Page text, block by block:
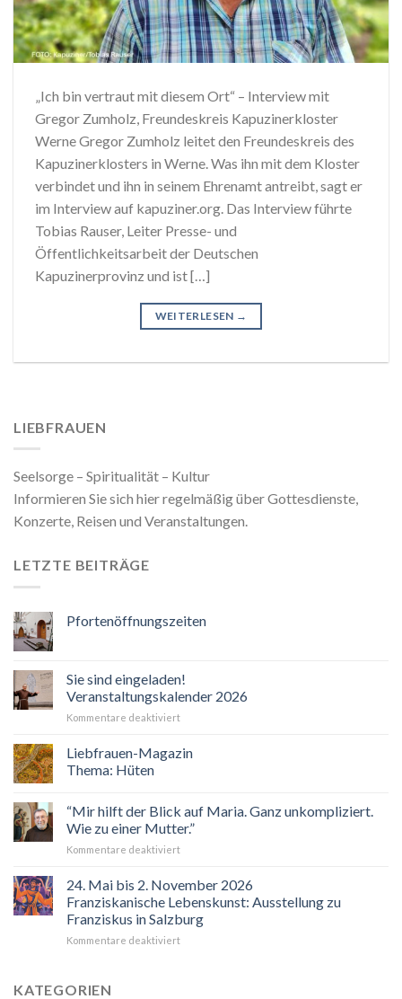
„Ich bin vertraut mit diesem Ort“ – Interview mit
Gregor Zumholz, Freundeskreis Kapuzinerkloster
Werne Gregor Zumholz leitet den Freundeskreis des
Kapuzinerklosters in Werne. Was ihn mit dem Kloster
verbindet und ihn in seinem Ehrenamt antreibt, sagt er
im Interview auf kapuziner.org. Das Interview führte
Tobias Rauser, Leiter Presse- und
Öffentlichkeitsarbeit der Deutschen
Kapuzinerprovinz und ist […]
WEITERLESEN →
LIEBFRAUEN
Seelsorge – Spiritualität – Kultur
Informieren Sie sich hier regelmäßig über Gottesdienste,
Konzerte, Reisen und Veranstaltungen.
LETZTE BEITRÄGE
Pfortenöffnungszeiten
Sie sind eingeladen!
Veranstaltungskalender 2026
Kommentare deaktiviertfür
sind
eingeladen!
Liebfrauen-Magazin
Thema: Hüten
“Mir hilft der Blick auf Maria. Ganz unkompliziert.
Wie zu einer Mutter.”
Kommentare deaktiviertfür
hilft
der
Blick
auf
Maria.
24. Mai bis 2. November 2026
Franziskanische Lebenskunst: Ausstellung zu
Franziskus in Salzburg
Kommentare deaktiviertfür
KATEGORIEN